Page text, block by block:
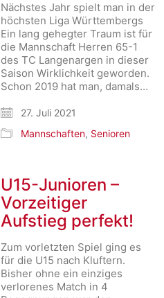
Nächstes Jahr spielt man in der
höchsten Liga Württembergs
Ein lang gehegter Traum ist für
die Mannschaft Herren 65-1
des TC Langenargen in dieser
Saison Wirklichkeit geworden.
Schon 2019 hat man, damals…
27. Juli 2021
Mannschaften, Senioren
U15-Junioren –
Vorzeitiger
Aufstieg perfekt!
Zum vorletzten Spiel ging es
für die U15 nach Kluftern.
Bisher ohne ein einziges
verlorenes Match in 4